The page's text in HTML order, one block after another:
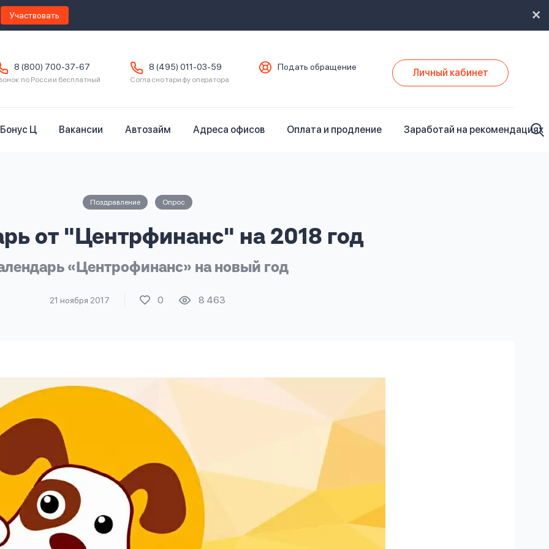
Участвовать
8 (800) 700-37-67
по России бесплатный
8 (495) 011-03-59
Согласно тарифу оператора
Подать обращение Личный кабинет
Бонус Ц Вакансии Автозайм Адреса офисов Оплата и продление Заработай на рекомендациях
Поздравление Опрос
от "Центрфинанс" на 2018 год
«Центрофинанс» на новый год
21 ноября 2017 0 8 463